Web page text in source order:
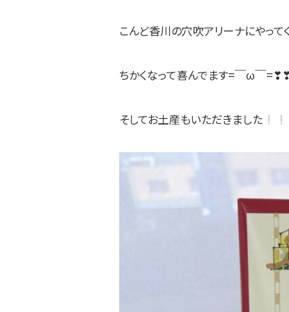
こんど香川の穴吹アリーナにやって
ちかくなって喜んでます=￣ω￣=❣❣
そしてお土産もいただきました